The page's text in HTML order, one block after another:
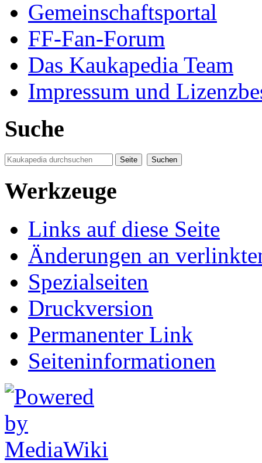
Gemeinschaftsportal
FF-Fan-Forum
Das Kaukapedia Team
Impressum und
Suche
Werkzeuge
Links auf diese Seite
Änderungen an
Spezialseiten
Druckversion
Permanenter Link
Seiten­informationen